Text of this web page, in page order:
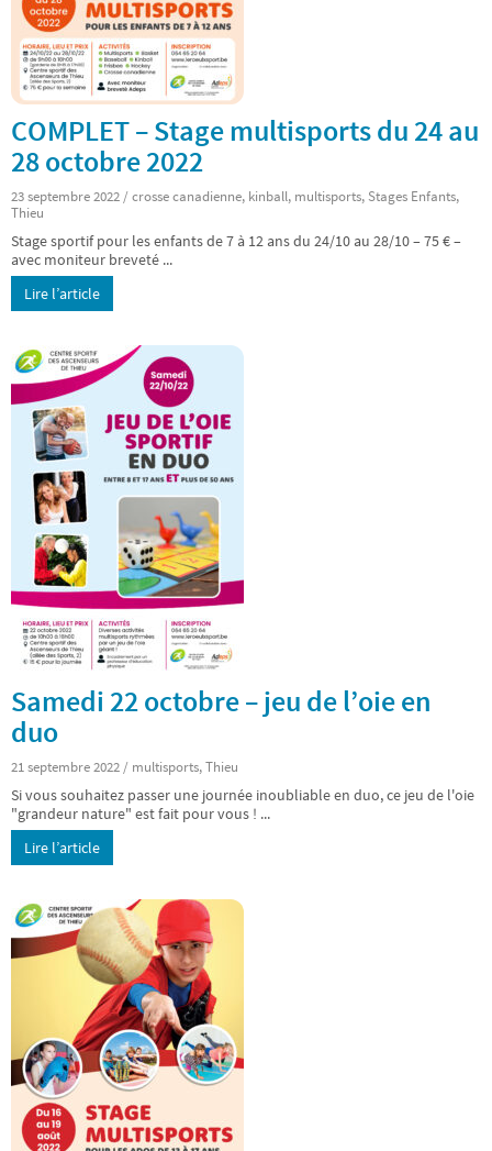
COMPLET – Stage multisports du 24 au
28 octobre 2022
23 septembre 2022 /crosse canadienne, kinball, multisports,Stages Enfants,
Thieu
Stage sportif pour les enfants de 7 à 12 ans du 24/10 au 28/10 – 75 € –
avec moniteur breveté ...
Lire l’article
Samedi 22 octobre – jeu de l’oie en
duo
21 septembre 2022 / multisports,Thieu
Si vous souhaitez passer une journée inoubliable en duo, ce jeu de l'oie
"grandeur nature" est fait pour vous ! ...
Lire l’article